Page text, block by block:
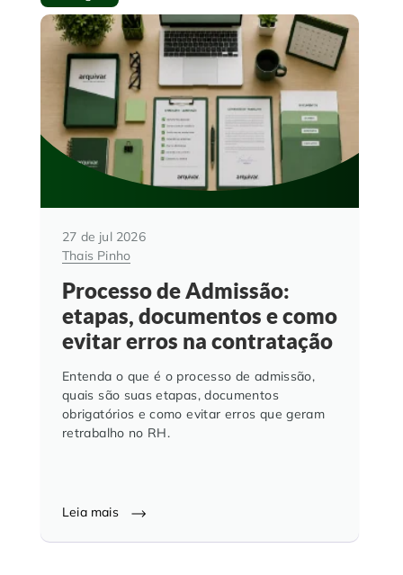
27 de jul 2026
Thais Pinho
Processo de Admissão:
etapas, documentos e como
evitar erros na contratação
Entenda o que é o processo de admissão,
quais são suas etapas, documentos
obrigatórios e como evitar erros que geram
retrabalho no RH.
Leia mais